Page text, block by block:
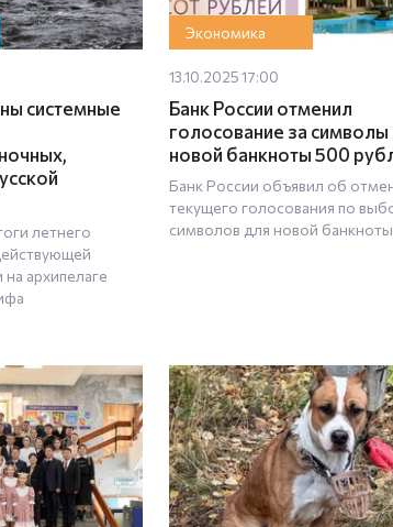
системные
летнего
архипелаге
Экономика
13.10.2025 17:00
Банк России отменил
голосование за символы
новой банкноты 500
Банк России объявил об
текущего голосования по
символов для новой банкноты